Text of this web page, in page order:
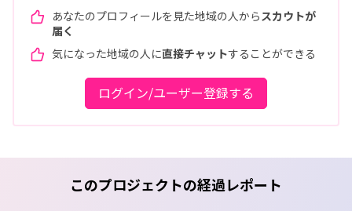
あなたのプロフィールを見た地域の人から スカウトが
届く
気になった地域の人に直接チャットすることができる
ログイン/ユーザー登録する
このプロジェクトの経過レポート